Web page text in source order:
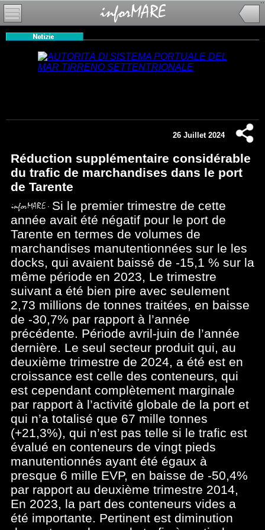
26 Juillet 2024
Réduction supplémentaire considérable
du trafic de marchandises dans le port
de Tarente
Si le premier trimestre de cette
année avait été négatif pour le port de
Tarente en termes de volumes de
marchandises manutentionnées sur le les
docks, qui avaient baissé de -15,1 % sur la
même période en 2023, Le trimestre
suivant a été bien pire avec seulement
2,73 millions de tonnes traitées, en baisse
de -30,7% par rapport à l’année
précédente. Période avril-juin de l’année
dernière. Le seul secteur produit qui, au
deuxième trimestre de 2024, a été est en
croissance est celle des conteneurs, qui
est cependant complètement marginale
par rapport à l’activité globale de la port et
qui n’a totalisé que 67 mille tonnes
(+21,3%), qui n’est pas telle si le trafic est
évalué en conteneurs de vingt pieds
manutentionnés ayant été égaux à
presque 6 mille EVP, en baisse de -50,4%
par rapport au deuxième trimestre 2014,
En 2023, la part des conteneurs vides a
été importante. Pertinent est diminution